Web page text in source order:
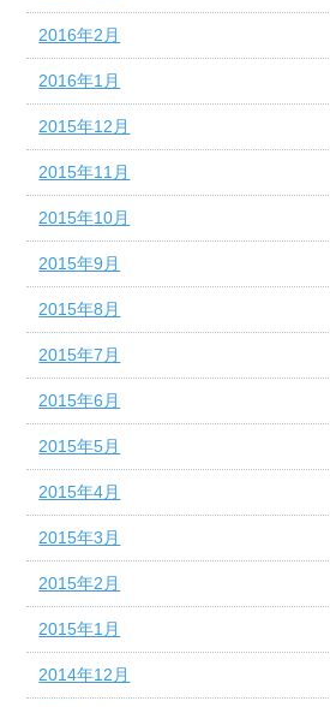
2016年2月
2016年1月
2015年12月
2015年11月
2015年10月
2015年9月
2015年8月
2015年7月
2015年6月
2015年5月
2015年4月
2015年3月
2015年2月
2015年1月
2014年12月